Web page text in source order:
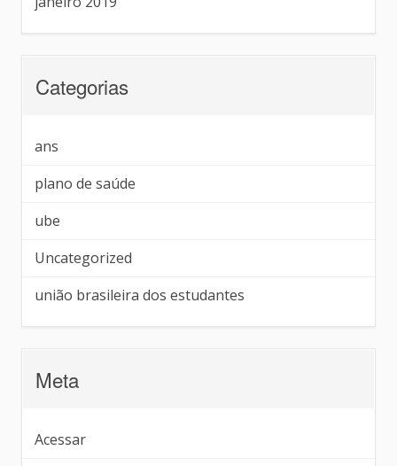
Categorias
ans
plano de saúde
ube
Uncategorized
união brasileira dos estudantes
Meta
Acessar